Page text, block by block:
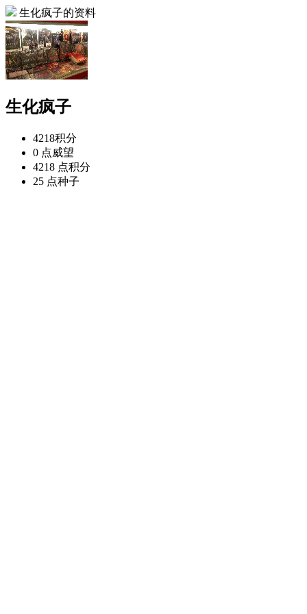
生化疯子的资料
生化疯子
4218积分
0 点威望
4218 点积分
25 点种子